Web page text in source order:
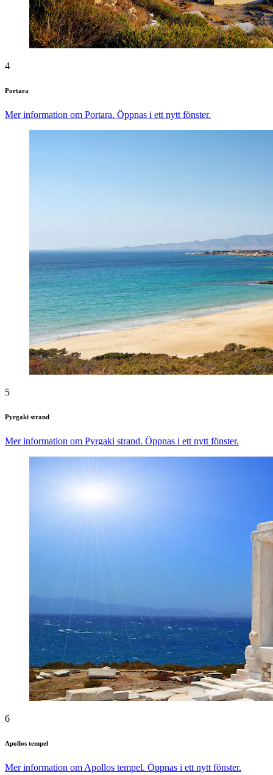
4
Portara
Mer information om Portara. Öppnas i ett nytt fönster.
5
Pyrgaki strand
Mer information om Pyrgaki strand. Öppnas i ett nytt fönster.
6
Apollos tempel
Mer information om Apollos tempel. Öppnas i ett nytt fönster.